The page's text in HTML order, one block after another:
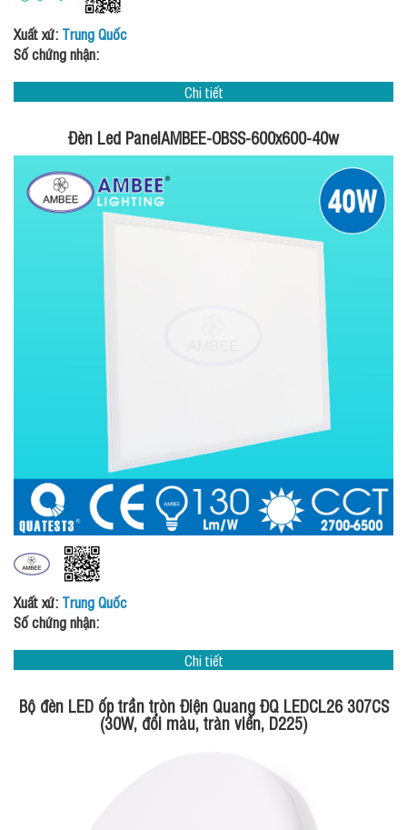
Xuất xứ: Trung Quốc
Số chứng nhận:
Chi tiết
Đèn Led PanelAMBEE-OBSS-600x600-40w
Xuất xứ: Trung Quốc
Số chứng nhận:
Chi tiết
Bộ đèn LED ốp trần tròn Điện Quang ĐQ LEDCL26 307CS
(30W, đổi màu, tràn viền, D225)